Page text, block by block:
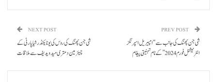
شی جن پھنگ کی جانب سے “امپیریل اسپرنگز
انٹرنیشنل فورم 2024” کے نام تہنیتی پیغام
NEXT POST
شی جن پھنگ کی روس کی یونائیٹڈ رشیا پارٹی کے
چیئرمین دمتری میدویدیف سے ملاقات